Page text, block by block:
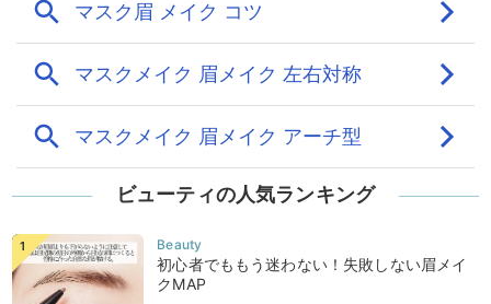
ビューティの人気ランキング
初心者でももう迷わない！失敗しない眉メイ
クMAP